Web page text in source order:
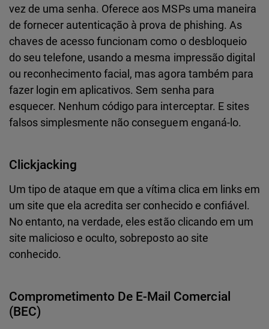
vez de uma senha. Oferece aos MSPs uma maneira
de fornecer autenticação à prova de phishing. As
chaves de acesso funcionam como o desbloqueio
do seu telefone, usando a mesma impressão digital
ou reconhecimento facial, mas agora também para
fazer login em aplicativos. Sem senha para
esquecer. Nenhum código para interceptar. E sites
falsos simplesmente não conseguem enganá-lo.
Clickjacking
Um tipo de ataque em que a vítima clica em links em
um site que ela acredita ser conhecido e confiável.
No entanto, na verdade, eles estão clicando em um
site malicioso e oculto, sobreposto ao site
conhecido.
Comprometimento De E-Mail Comercial
(BEC)